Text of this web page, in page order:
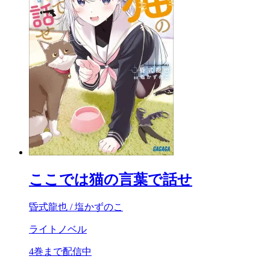
ここでは猫の言葉で話せ
昏式龍也 / 塩かずのこ
ライトノベル
4巻まで配信中